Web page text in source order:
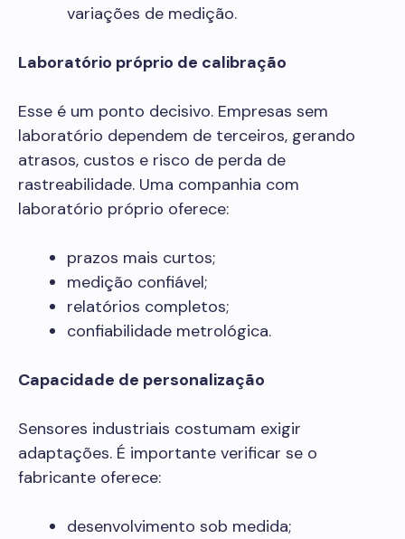
variações de medição.
Laboratório próprio de calibração
Esse é um ponto decisivo. Empresas sem
laboratório dependem de terceiros, gerando
atrasos, custos e risco de perda de
rastreabilidade. Uma companhia com
laboratório próprio oferece:
prazos mais curtos;
medição confiável;
relatórios completos;
confiabilidade metrológica.
Capacidade de personalização
Sensores industriais costumam exigir
adaptações. É importante verificar se o
fabricante oferece:
desenvolvimento sob medida;